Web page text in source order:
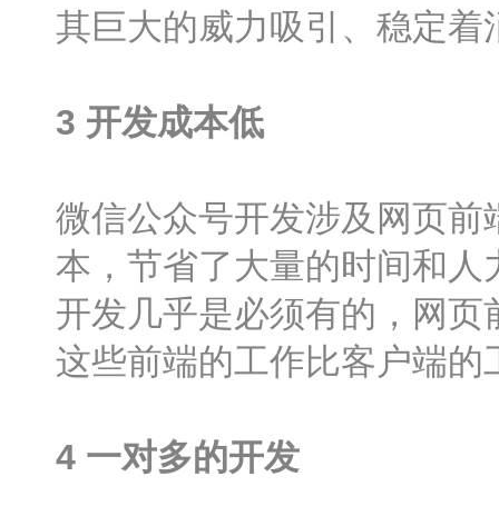
其巨大的威力吸引、稳定着
3 开发成本低
微信公众号开发涉及网页
本，节省了大量的时间和
开发几乎是必须有的，网
这些前端的工作比客户端的
4 一对多的开发